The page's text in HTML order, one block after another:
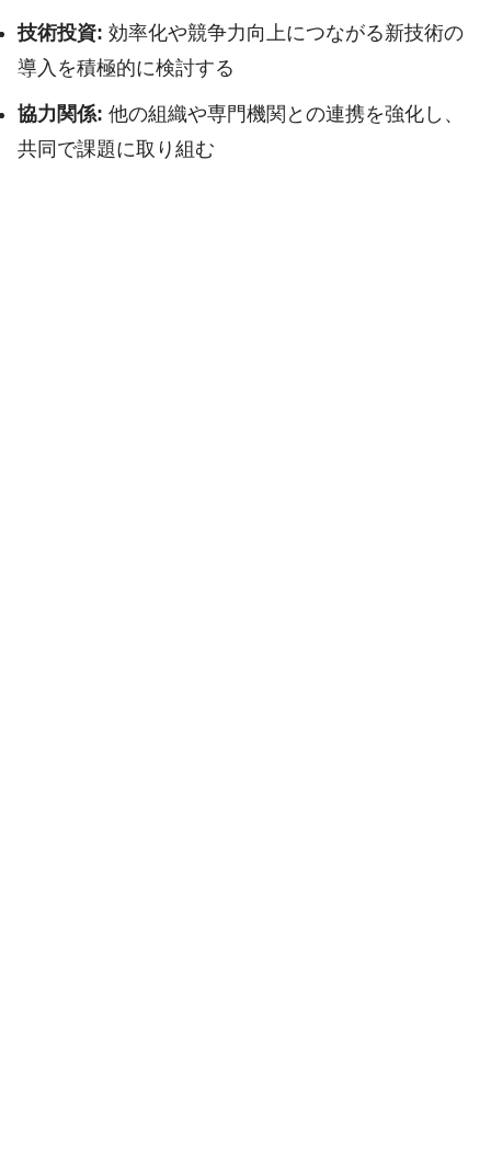
技術投資: 効率化や競争力向上につながる新技術の
導入を積極的に検討する
協力関係: 他の組織や専門機関との連携を強化し、
共同で課題に取り組む